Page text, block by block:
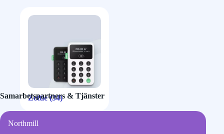
Zettle(34)
Samarbetspartners & Tjänster
Northmill